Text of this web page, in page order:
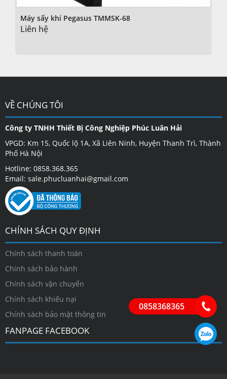
Máy sấy khí Pegasus TMMSK-68
Liên hệ
VỀ CHÚNG TÔI
Công ty TNHH Thiết Bị Công Nghiệp Phúc Luân Hải
VPGD: Km 15, Quốc lộ 1A, Xã Liên Ninh, Huyện Thanh Trì, Thành
Phố Hà Nội
Hotline: 0858.368.365
Email: sale.phucluanhai@gmail.com
CHÍNH SÁCH QUY ĐỊNH
Chính sách thanh toán
Chính sách bảo hành
Chính sách vận chuyển
Chính sách khiếu nại
Chính sách bảo mật thông tin
FANPAGE FACEBOOK
0858368365